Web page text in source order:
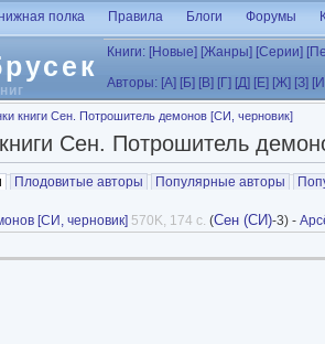
полка Правила Блоги Форумы
Книги: [Новые] [Жанры] [Серии]
Авторы: [А] [Б] [В] [Г] [Д] [Е] [Ж] [З]
книги Сен. Потрошитель демонов [СИ, черновик]
Сен. Потрошитель
(активная вкладка)
Плодовитые авторы Популярные авторы
[СИ, черновик] 570K, 174 с. (Сен (СИ)-3) -